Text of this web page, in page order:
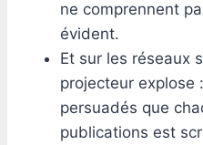
ne comprennent
évident.
Et sur les réseaux
projecteur explose
persuadés que
publications est